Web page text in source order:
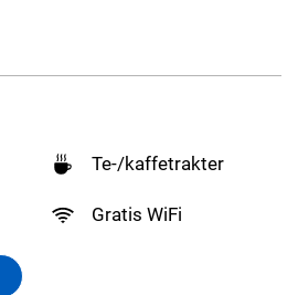
Te-/kaffetrakter
Gratis WiFi